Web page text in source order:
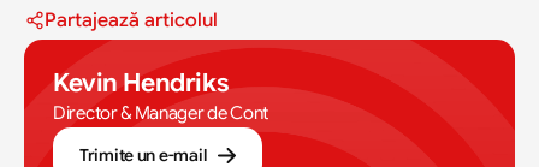
Partajează articolul
Kevin Hendriks
Director & Manager de Cont
Trimite un e-mail